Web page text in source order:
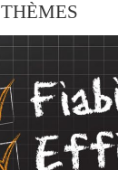
THÈMES